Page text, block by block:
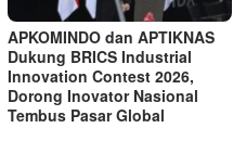
APKOMINDO dan APTIKNAS
Dukung BRICS Industrial
Innovation Contest 2026,
Dorong Inovator Nasional
Tembus Pasar Global